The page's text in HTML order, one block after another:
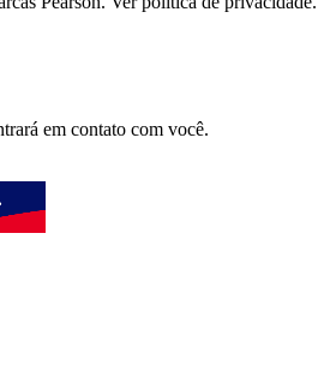
em contato com você.